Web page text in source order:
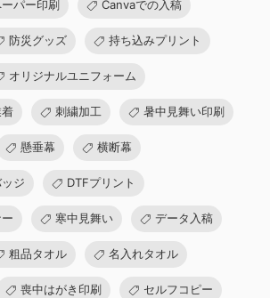
パー印刷 Canvaでの入稿
防災グッズ 持ち込みプリント
オリジナルユニフォーム
刺繍加工 暑中見舞い印刷
懸垂幕 横断幕
ジ DTFプリント
寒中見舞い データ入稿
粗品タオル 名入れタオル
喪中はがき印刷 セルフコピー